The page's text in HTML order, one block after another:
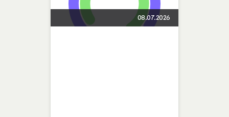
08.07.2026